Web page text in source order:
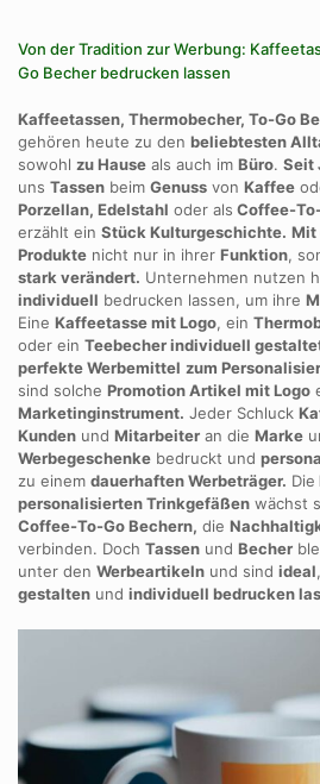
Von der Tradition zur Werbung:
Go Becher bedrucken lassen
Kaffeetassen, Thermobecher, To-Go
gehören heute zu den beliebtesten
sowohl zu Hause als auch im Büro. Seit
uns Tassen beim Genuss von Kaffee
Porzellan, Edelstahl oder als Coffee-
erzählt ein Stück Kulturgeschichte. Mit
Produkte nicht nur in ihrer Funktion,
stark verändert. Unternehmen nutzen
individuell bedrucken lassen, um ihre
Eine Kaffeetasse mit Logo, ein
oder ein Teebecher individuell
perfekte Werbemittel zum
sind solche Promotion Artikel mit Logo
Marketinginstrument. Jeder Schluck
Kunden und Mitarbeiter an die Marke
Werbegeschenke bedruckt und
zu einem dauerhaften Werbeträger. Die
personalisierten Trinkgefäßen wächst
Coffee-To-Go Bechern, die
verbinden. Doch Tassen und Becher
unter den Werbeartikeln und sind ideal
gestalten und individuell bedrucken